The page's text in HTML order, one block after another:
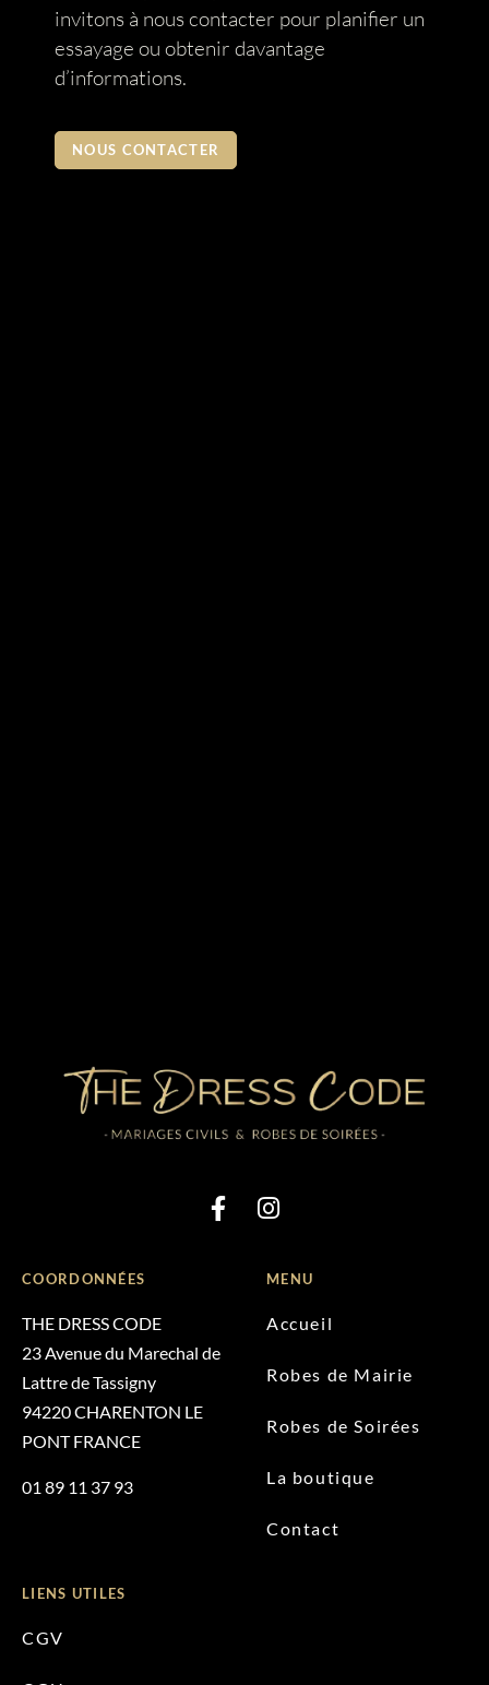
invitons à nous contacter pour planifier un
essayage ou obtenir davantage
d’informations.
NOUS CONTACTER
COORDONNÉES
THE DRESS CODE
23 Avenue du Marechal de
Lattre de Tassigny
94220 CHARENTON LE
PONT FRANCE
01 89 11 37 93
MENU
Accueil
Robes de Mairie
Robes de Soirées
La boutique
Contact
LIENS UTILES
CGV